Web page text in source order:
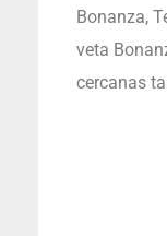
Bonanza,
veta
cercanas